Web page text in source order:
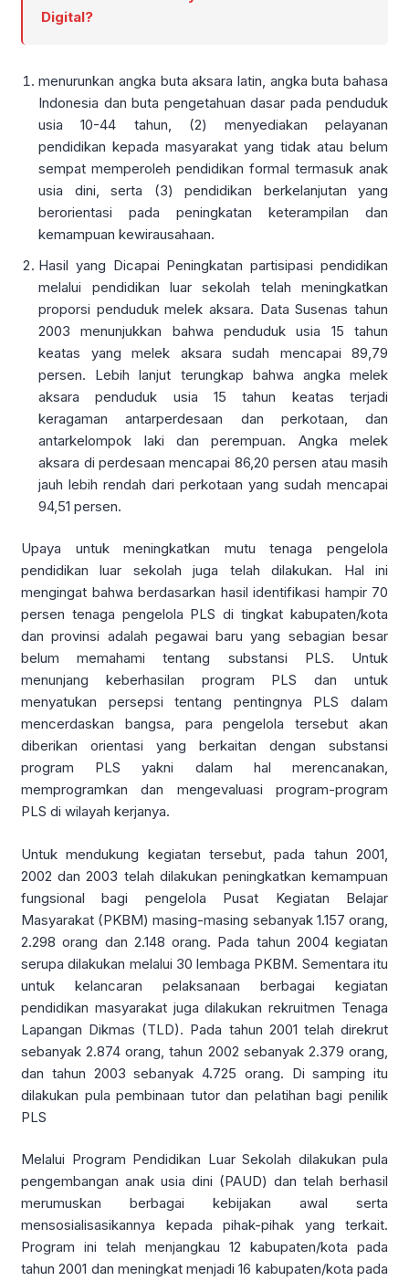
Digital?
menurunkan angka buta aksara latin, angka buta bahasa
Indonesia dan buta pengetahuan dasar pada penduduk
usia 10-44 tahun, (2) menyediakan pelayanan
pendidikan kepada masyarakat yang tidak atau belum
sempat memperoleh pendidikan formal termasuk anak
usia dini, serta (3) pendidikan berkelanjutan yang
berorientasi pada peningkatan keterampilan dan
kemampuan kewirausahaan.
Hasil yang Dicapai Peningkatan partisipasi pendidikan
melalui pendidikan luar sekolah telah meningkatkan
proporsi penduduk melek aksara. Data Susenas tahun
2003 menunjukkan bahwa penduduk usia 15 tahun
keatas yang melek aksara sudah mencapai 89,79
persen. Lebih lanjut terungkap bahwa angka melek
aksara penduduk usia 15 tahun keatas terjadi
keragaman antarperdesaan dan perkotaan, dan
antarkelompok laki dan perempuan. Angka melek
aksara di perdesaan mencapai 86,20 persen atau masih
jauh lebih rendah dari perkotaan yang sudah mencapai
94,51 persen.
Upaya untuk meningkatkan mutu tenaga pengelola
pendidikan luar sekolah juga telah dilakukan. Hal ini
mengingat bahwa berdasarkan hasil identifikasi hampir 70
persen tenaga pengelola PLS di tingkat kabupaten/kota
dan provinsi adalah pegawai baru yang sebagian besar
belum memahami tentang substansi PLS. Untuk
menunjang keberhasilan program PLS dan untuk
menyatukan persepsi tentang pentingnya PLS dalam
mencerdaskan bangsa, para pengelola tersebut akan
diberikan orientasi yang berkaitan dengan substansi
program PLS yakni dalam hal merencanakan,
memprogramkan dan mengevaluasi program-program
PLS di wilayah kerjanya.
Untuk mendukung kegiatan tersebut, pada tahun 2001,
2002 dan 2003 telah dilakukan peningkatkan kemampuan
fungsional bagi pengelola Pusat Kegiatan Belajar
Masyarakat (PKBM) masing-masing sebanyak 1.157 orang,
2.298 orang dan 2.148 orang. Pada tahun 2004 kegiatan
serupa dilakukan melalui 30 lembaga PKBM. Sementara itu
untuk kelancaran pelaksanaan berbagai kegiatan
pendidikan masyarakat juga dilakukan rekruitmen Tenaga
Lapangan Dikmas (TLD). Pada tahun 2001 telah direkrut
sebanyak 2.874 orang, tahun 2002 sebanyak 2.379 orang,
dan tahun 2003 sebanyak 4.725 orang. Di samping itu
dilakukan pula pembinaan tutor dan pelatihan bagi penilik
PLS
Melalui Program Pendidikan Luar Sekolah dilakukan pula
pengembangan anak usia dini (PAUD) dan telah berhasil
merumuskan berbagai kebijakan awal serta
mensosialisasikannya kepada pihak-pihak yang terkait.
Program ini telah menjangkau 12 kabupaten/kota pada
tahun 2001 dan meningkat menjadi 16 kabupaten/kota pada